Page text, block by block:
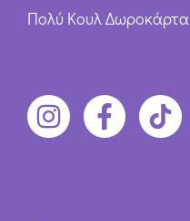
Πολύ Κουλ Δωροκάρτα